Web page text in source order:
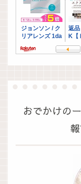
おでかけの